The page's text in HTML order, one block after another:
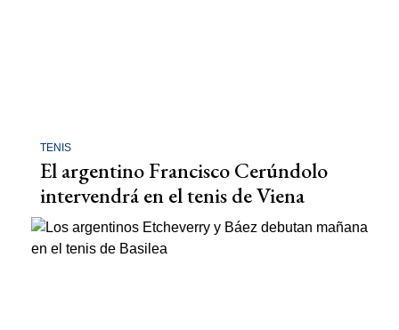
TENIS
El argentino Francisco Cerúndolo
intervendrá en el tenis de Viena